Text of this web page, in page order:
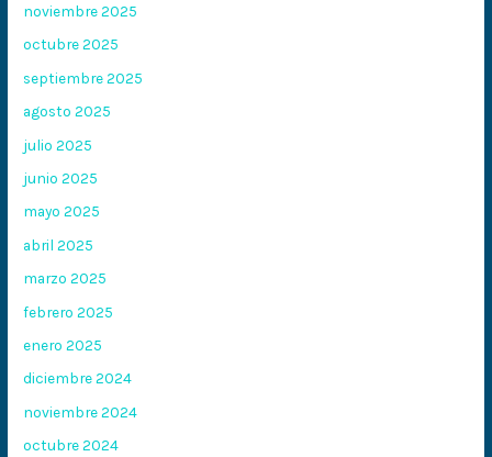
noviembre 2025
octubre 2025
septiembre 2025
agosto 2025
julio 2025
junio 2025
mayo 2025
abril 2025
marzo 2025
febrero 2025
enero 2025
diciembre 2024
noviembre 2024
octubre 2024